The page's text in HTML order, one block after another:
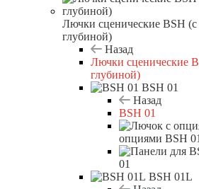
Лючки сценические BSH
глубиной)
Назад
Лючки сценические
глубиной)
BSH 01
Назад
BSH 01
опциями BSH 01
01
BSH 01L